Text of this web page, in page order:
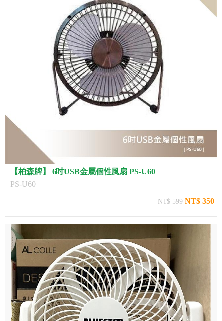
【柏森牌】 6吋USB金屬個性風扇 PS-U60
PS-U60
NT$ 599 NT$ 350